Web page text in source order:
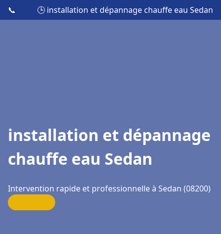
📞 🕒 installation et dépannage chauffe eau Sedan
installation et dépannage
chauffe eau Sedan
Intervention rapide et professionnelle à Sedan (08200)